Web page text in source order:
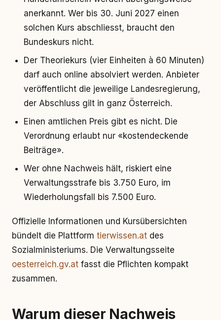
anerkannt. Wer bis 30. Juni 2027 einen
solchen Kurs abschliesst, braucht den
Bundeskurs nicht.
Der Theoriekurs (vier Einheiten à 60 Minuten)
darf auch online absolviert werden. Anbieter
veröffentlicht die jeweilige Landesregierung,
der Abschluss gilt in ganz Österreich.
Einen amtlichen Preis gibt es nicht. Die
Verordnung erlaubt nur «kostendeckende
Beiträge».
Wer ohne Nachweis hält, riskiert eine
Verwaltungsstrafe bis 3.750 Euro, im
Wiederholungsfall bis 7.500 Euro.
Offizielle Informationen und Kursübersichten
bündelt die Plattform tierwissen.at des
Sozialministeriums. Die Verwaltungsseite
oesterreich.gv.at fasst die Pflichten kompakt
zusammen.
Warum dieser Nachweis